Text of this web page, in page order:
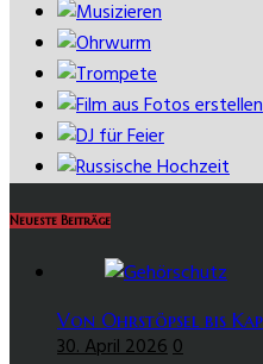
Neueste Beiträge
Von Ohrstöpsel bis
30. April 20260